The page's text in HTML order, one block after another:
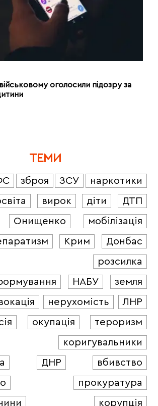
оголосили підозру за
ТЕМИ
зброя ЗСУ
наркотики
вирок діти
ДТП
Онищенко
мобілізація
Крим
Донбас
розсилка
НАБУ
земля
нерухомість
ЛНР
окупація
тероризм
коригувальники
ДНР
вбивство
прокуратура
корупція